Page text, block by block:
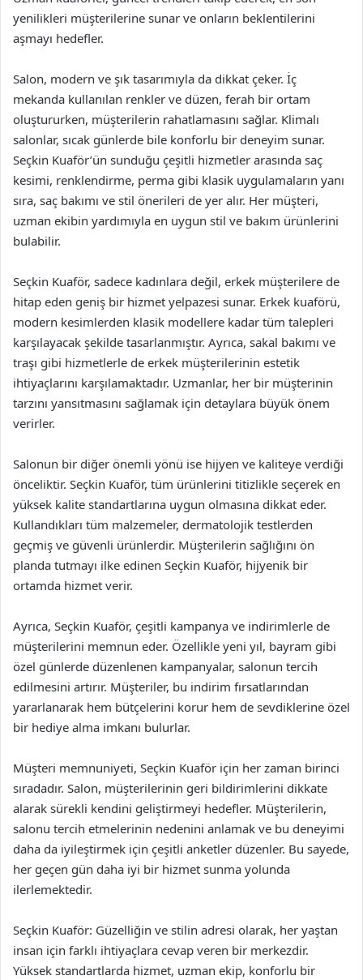
yenilikleri müşterilerine sunar ve onların beklentilerini
aşmayı hedefler.
Salon, modern ve şık tasarımıyla da dikkat çeker. İç
mekanda kullanılan renkler ve düzen, ferah bir ortam
oluştururken, müşterilerin rahatlamasını sağlar. Klimalı
salonlar, sıcak günlerde bile konforlu bir deneyim sunar.
Seçkin Kuaför’ün sunduğu çeşitli hizmetler arasında saç
kesimi, renklendirme, perma gibi klasik uygulamaların yanı
sıra, saç bakımı ve stil önerileri de yer alır. Her müşteri,
uzman ekibin yardımıyla en uygun stil ve bakım ürünlerini
bulabilir.
Seçkin Kuaför, sadece kadınlara değil, erkek müşterilere de
hitap eden geniş bir hizmet yelpazesi sunar. Erkek kuaförü,
modern kesimlerden klasik modellere kadar tüm talepleri
karşılayacak şekilde tasarlanmıştır. Ayrıca, sakal bakımı ve
traşı gibi hizmetlerle de erkek müşterilerinin estetik
ihtiyaçlarını karşılamaktadır. Uzmanlar, her bir müşterinin
tarzını yansıtmasını sağlamak için detaylara büyük önem
verirler.
Salonun bir diğer önemli yönü ise hijyen ve kaliteye verdiği
önceliktir. Seçkin Kuaför, tüm ürünlerini titizlikle seçerek en
yüksek kalite standartlarına uygun olmasına dikkat eder.
Kullandıkları tüm malzemeler, dermatolojik testlerden
geçmiş ve güvenli ürünlerdir. Müşterilerin sağlığını ön
planda tutmayı ilke edinen Seçkin Kuaför, hijyenik bir
ortamda hizmet verir.
Ayrıca, Seçkin Kuaför, çeşitli kampanya ve indirimlerle de
müşterilerini memnun eder. Özellikle yeni yıl, bayram gibi
özel günlerde düzenlenen kampanyalar, salonun tercih
edilmesini artırır. Müşteriler, bu indirim fırsatlarından
yararlanarak hem bütçelerini korur hem de sevdiklerine özel
bir hediye alma imkanı bulurlar.
Müşteri memnuniyeti, Seçkin Kuaför için her zaman birinci
sıradadır. Salon, müşterilerinin geri bildirimlerini dikkate
alarak sürekli kendini geliştirmeyi hedefler. Müşterilerin,
salonu tercih etmelerinin nedenini anlamak ve bu deneyimi
daha da iyileştirmek için çeşitli anketler düzenler. Bu sayede,
her geçen gün daha iyi bir hizmet sunma yolunda
ilerlemektedir.
Seçkin Kuaför: Güzelliğin ve stilin adresi olarak, her yaştan
insan için farklı ihtiyaçlara cevap veren bir merkezdir.
Yüksek standartlarda hizmet, uzman ekip, konforlu bir